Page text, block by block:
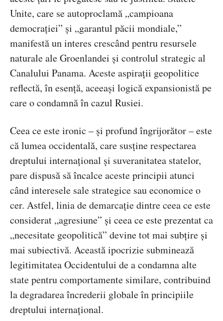
Unite, care se autoproclamă „campioana
democrației” și „garantul păcii mondiale,”
manifestă un interes crescând pentru resursele
naturale ale Groenlandei și controlul strategic al
Canalului Panama. Aceste aspirații geopolitice
reflectă, în esență, aceeași logică expansionistă pe
care o condamnă în cazul Rusiei.
Ceea ce este ironic – și profund îngrijorător – este
că lumea occidentală, care susține respectarea
dreptului internațional și suveranitatea statelor,
pare dispusă să încalce aceste principii atunci
când interesele sale strategice sau economice o
cer. Astfel, linia de demarcație dintre ceea ce este
considerat „agresiune” și ceea ce este prezentat ca
„necesitate geopolitică” devine tot mai subțire și
mai subiectivă. Această ipocrizie subminează
legitimitatea Occidentului de a condamna alte
state pentru comportamente similare, contribuind
la degradarea încrederii globale în principiile
dreptului internațional.